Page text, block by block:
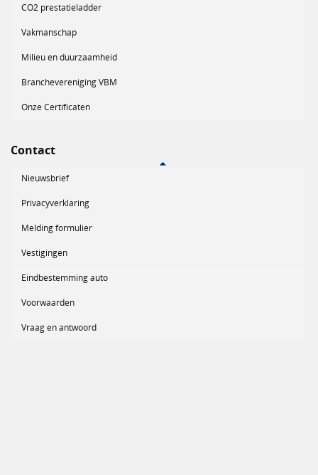
CO2 prestatieladder
Vakmanschap
Milieu en duurzaamheid
Branchevereniging VBM
Onze Certificaten
Contact
Nieuwsbrief
Privacyverklaring
Melding formulier
Vestigingen
Eindbestemming auto
Voorwaarden
Vraag en antwoord